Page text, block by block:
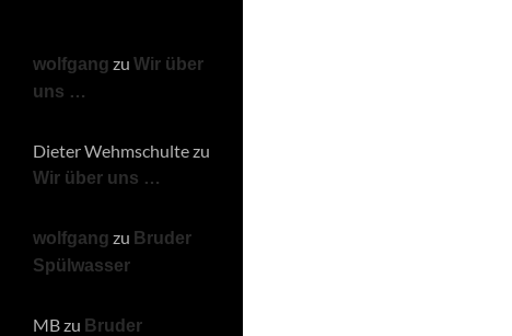
wolfgang zu Wir über
uns …
Dieter Wehmschultezu
Wir über uns …
wolfgang zu Bruder
Spülwasser
MBzu Bruder